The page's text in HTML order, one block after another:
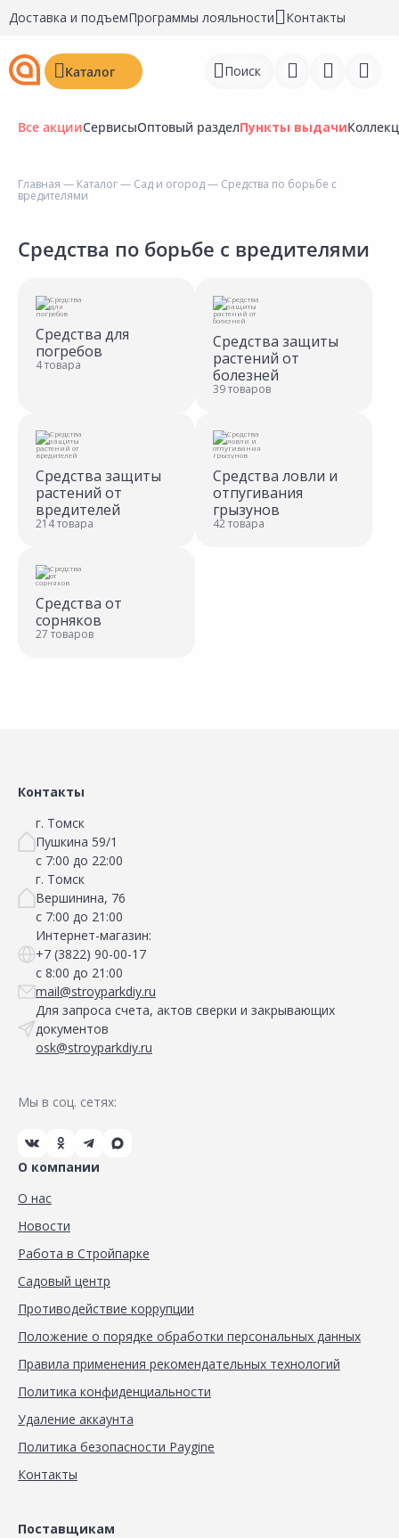
Доставка и подъемПрограммы лояльности Контакты
Каталог Поиск
Регистрация
Избранное
Недавно просмотренные
Все акцииСервисыОптовый разделПункты выдачи
Главная — Каталог— Сад и огород— Средства по борьбе с
вредителями
Средства по борьбе с вредителями
Средства для
погребов
4 товара
Средства защиты
растений от
болезней
39 товаров
Средства защиты
растений от
вредителей
214 товара
Средства ловли и
отпугивания
грызунов
42 товара
Средства от
сорняков
27 товаров
Контакты
г. Томск
Пушкина 59/1
с 7:00 до 22:00
г. Томск
Вершинина, 76
с 7:00 до 21:00
Интернет-магазин:
+7 (3822) 90-00-17
с 8:00 до 21:00
mail@stroyparkdiy.ru
Для запроса счета, актов сверки и закрывающих
документов
osk@stroyparkdiy.ru
Мы в соц. сетях:
О компании
О нас
Новости
Работа в Стройпарке
Садовый центр
Противодействие коррупции
Положение о порядке обработки персональных данных
Правила применения рекомендательных технологий
Политика конфиденциальности
Удаление аккаунта
Политика безопасности Paygine
Контакты
Поставщикам